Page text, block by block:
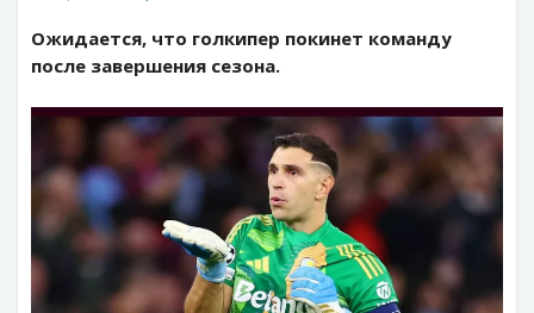
Ожидается, что голкипер покинет команду
после завершения сезона.